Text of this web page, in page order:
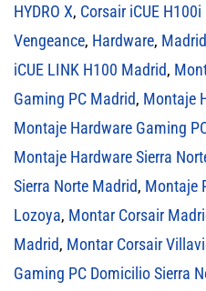
HYDRO X, Corsair iCUE H100i
Vengeance, Hardware,
iCUE LINK H100 Madrid,
Gaming PC Madrid, Montaje
Montaje Hardware Gaming
Montaje Hardware Sierra
Sierra Norte Madrid, Montaje
Lozoya, Montar Corsair
Madrid, Montar Corsair
Gaming PC Domicilio Sierra